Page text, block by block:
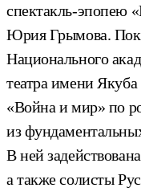
спектакль-эпопею
Юрия Грымова.
Национального
театра имени Якуба
«Война и мир» по
из
В ней
а также солисты